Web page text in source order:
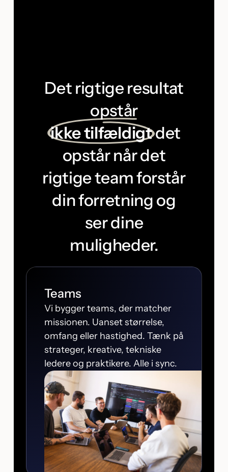
Det rigtige resultat
opstår
ikke tilfældigtdet
opstår når det
rigtige team forstår
din forretning og
ser dine
muligheder.
Teams
Vi bygger teams, der matcher
missionen. Uanset størrelse,
omfang eller hastighed. Tænk på
strateger, kreative, tekniske
ledere og praktikere. Alle i sync.